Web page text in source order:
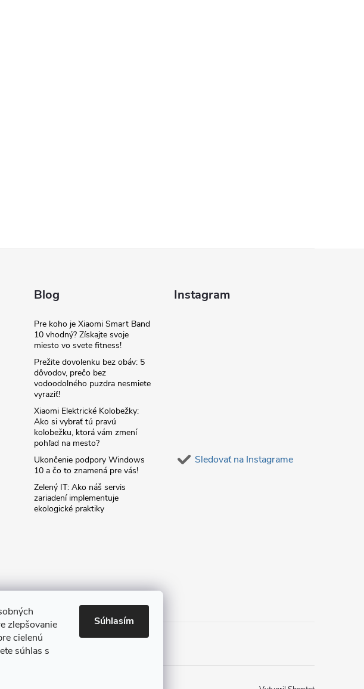
zlepšovanie
cielenú
súhlas s
Súhlasím
Blog
Pre koho je Xiaomi Smart Band
10 vhodný? Získajte svoje
miesto vo svete fitness!
Prežite dovolenku bez obáv: 5
dôvodov, prečo bez
vodoodolného puzdra nesmiete
vyraziť!
Xiaomi Elektrické Kolobežky:
Ako si vybrať tú pravú
kolobežku, ktorá vám zmení
pohľad na mesto?
Ukončenie podpory Windows
10 a čo to znamená pre vás!
Zelený IT: Ako náš servis
zariadení implementuje
ekologické praktiky
Instagram
Sledovať na Instagrame